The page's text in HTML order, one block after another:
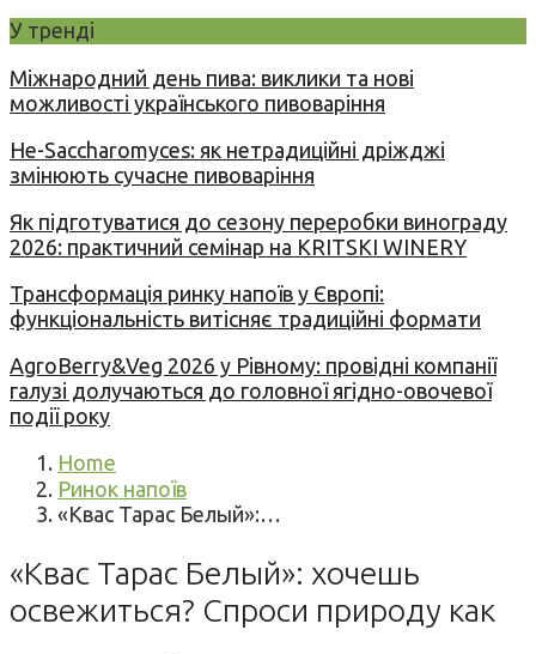
У тренді
Міжнародний день пива: виклики та нові
можливості українського пивоваріння
Не-Saccharomyces: як нетрадиційні дріжджі
змінюють сучасне пивоваріння
Як підготуватися до сезону переробки винограду
2026: практичний семінар на KRITSKI WINERY
Трансформація ринку напоїв у Європі:
функціональність витісняє традиційні формати
AgroBerry&Veg 2026 у Рівному: провідні компанії
галузі долучаються до головної ягідно-овочевої
події року
Home
Ринок напоїв
«Квас Тарас Белый»:…
«Квас Тарас Белый»: хочешь
освежиться? Спроси природу как